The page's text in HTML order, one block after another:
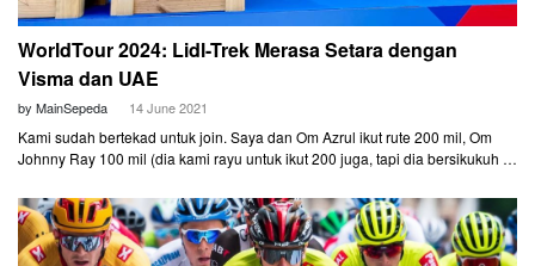
WorldTour 2024: Lidl-Trek Merasa Setara dengan
Visma dan UAE
by MainSepeda 14 June 2021
Kami sudah bertekad untuk join. Saya dan Om Azrul ikut rute 200 mil, Om
Johnny Ray 100 mil (dia kami rayu untuk ikut 200 juga, tapi dia bersikukuh di